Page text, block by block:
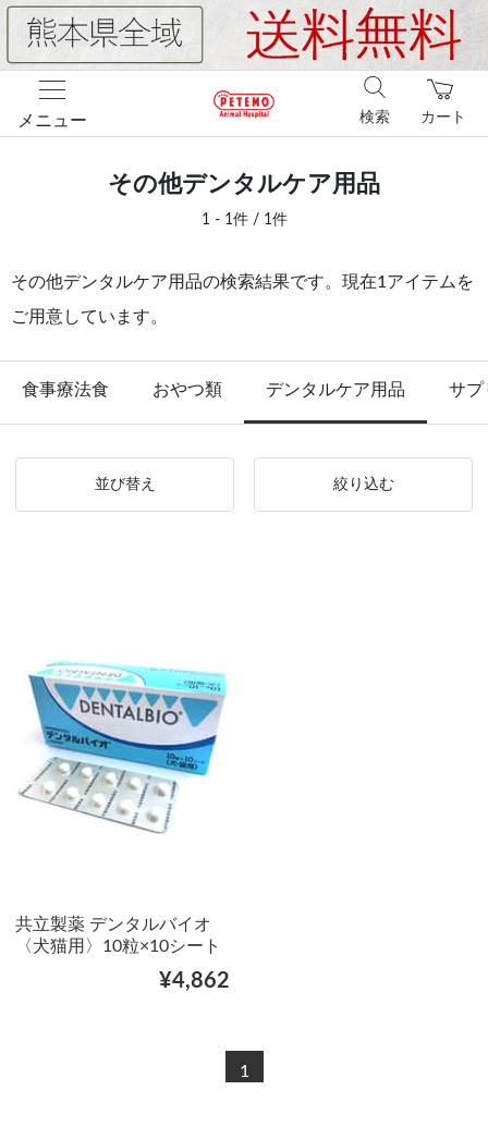
メニュー カート
検索
その他デンタルケア用品
1 - 1件 / 1件
その他デンタルケア用品の検索結果です。現在1アイテムを
ご用意しています。
食事療法食 おやつ類 デンタルケア用品 サプ
並び替え 絞り込む
共立製薬 デンタルバイオ
〈犬猫用〉10粒×10シート
¥4,862
1